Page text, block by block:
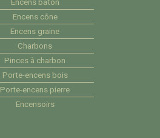
Encens bâton
Encens cône
Encens graine
Charbons
Pinces à charbon
Porte-encens bois
Porte-encens pierre
Encensoirs